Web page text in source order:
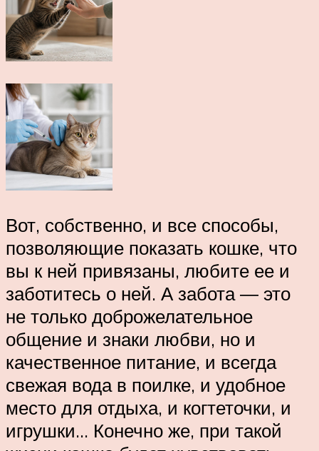
Вот, собственно, и все способы,
позволяющие показать кошке, что
вы к ней привязаны, любите ее и
заботитесь о ней. А забота ― это
не только доброжелательное
общение и знаки любви, но и
качественное питание, и всегда
свежая вода в поилке, и удобное
место для отдыха, и когтеточки, и
игрушки… Конечно же, при такой